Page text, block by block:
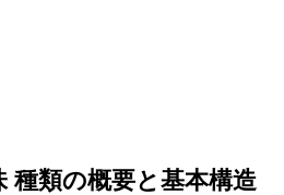
種類の概要と基本構造